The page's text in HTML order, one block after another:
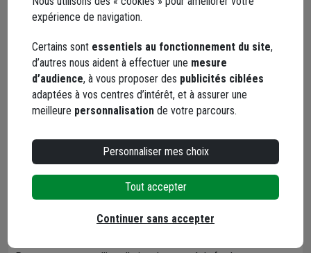
France métropolitaine.
moins un de ses salariés au montage, au démontage et à
l'utilisation des échafaudages, auprès d'un organisme de
formation conventionné par la CNAMTS.
L'objectif est deprotéger la santé des salariés
Demander un devis
En complément : les
indispensables du gros œuvre
expérience de navigation.
Certains sont essentiels au fonctionnement du site,
d’autres nous aident à effectuer une mesure
d’audience, à vous proposer des publicités ciblées
adaptées à vos centres d’intérêt, et à assurer une
meilleure personnalisation de votre parcours.
Personnaliser mes choix
Tout accepter
Continuer sans accepter